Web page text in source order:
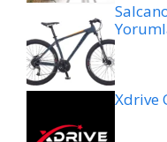
Xdrive